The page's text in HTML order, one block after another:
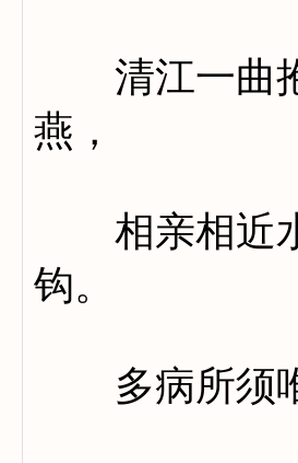
清江一曲抱
燕，
相亲相近水
钩。
多病所须唯